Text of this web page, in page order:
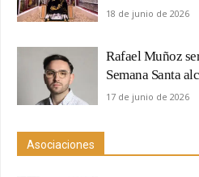
18 de junio de 2026
Rafael Muñoz
Semana Santa
17 de junio de 2026
Asociaciones